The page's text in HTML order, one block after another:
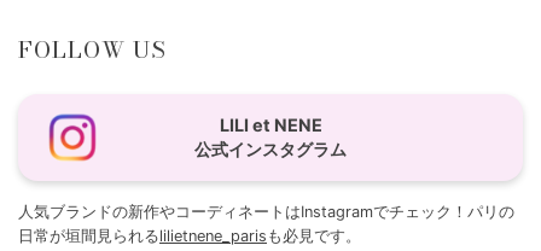
FOLLOW US
LILI et NENE
公式インスタグラム
人気ブランドの新作やコーディネートはInstagramでチェック！パリの
日常が垣間見られるlilietnene_paris も必見です。